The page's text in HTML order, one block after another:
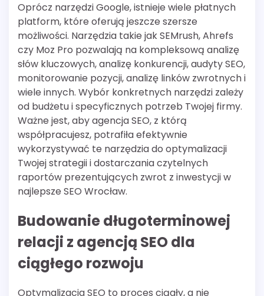
Oprócz narzędzi Google, istnieje wiele płatnych
platform, które oferują jeszcze szersze
możliwości. Narzędzia takie jak SEMrush, Ahrefs
czy Moz Pro pozwalają na kompleksową analizę
słów kluczowych, analizę konkurencji, audyty SEO,
monitorowanie pozycji, analizę linków zwrotnych i
wiele innych. Wybór konkretnych narzędzi zależy
od budżetu i specyficznych potrzeb Twojej firmy.
Ważne jest, aby agencja SEO, z którą
współpracujesz, potrafiła efektywnie
wykorzystywać te narzędzia do optymalizacji
Twojej strategii i dostarczania czytelnych
raportów prezentujących zwrot z inwestycji w
najlepsze SEO Wrocław.
Budowanie długoterminowej
relacji z agencją SEO dla
ciągłego rozwoju
Optymalizacja SEO to proces ciągły, a nie